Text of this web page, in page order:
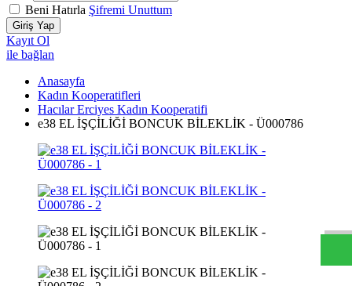
Beni Hatırla Şifremi Unuttum
Giriş Yap
Kayıt Ol
ile bağlan
Anasayfa
Kadın Kooperatifleri
Hacılar Erciyes Kadın Kooperatifi
e38 EL İŞÇİLİĞİ BONCUK BİLEKLİK - Ü000786